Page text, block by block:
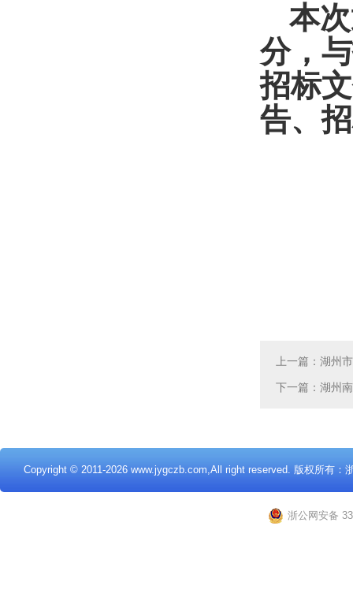
本
分，
招标
告、
上一篇：湖州
下一篇：湖州
Copyright © 2011-2026 www.jygczb.com,All right reserved. 版权所有：
浙公网安备